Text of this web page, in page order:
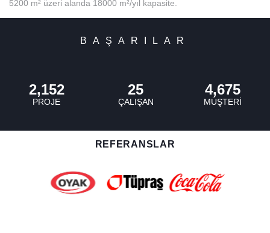
5200 m² üzeri alanda 18000 m²/yıl kapasite.
BAŞARILAR
PROJE
2,152
ÇALIŞAN
25
MÜŞTERI
4,675
REFERANSLAR